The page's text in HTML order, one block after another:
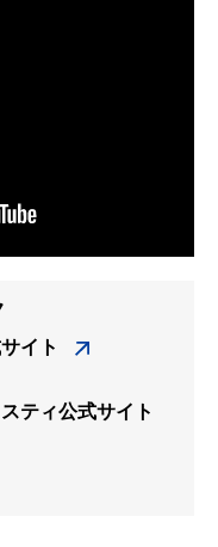
イト
ティ公式サイト